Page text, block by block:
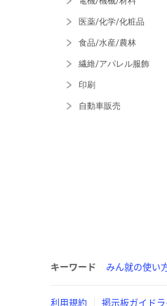
医薬/化学/化粧品
食品/水産/農林
繊維/アパレル服飾
印刷
自動車販売
キーワード みん就の使い
利用規約 掲示板ガイド